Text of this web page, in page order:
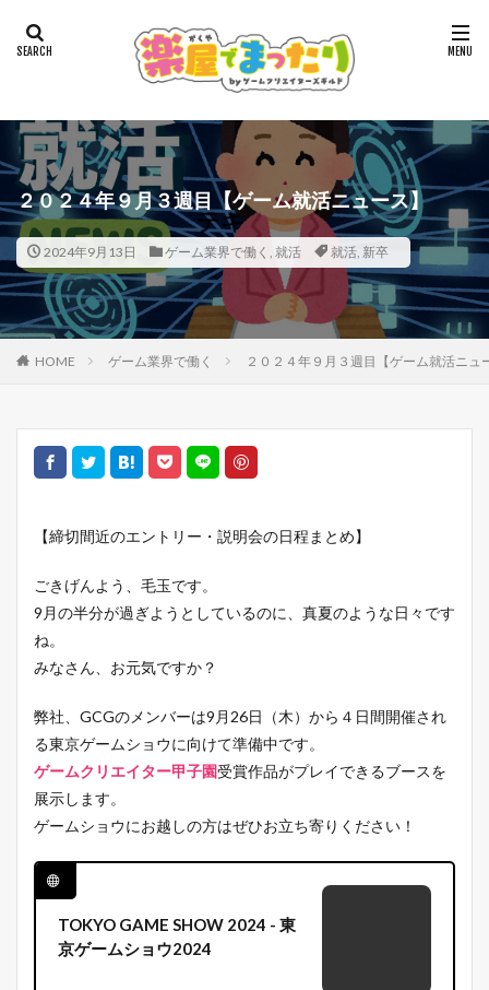
２０２４年９月３週目【ゲーム就活ニュース】
2024年9月13日 ゲーム業界で働く , 就活 就活, 新卒
HOME ゲーム業界で働く ２０２４年９月３週目【ゲーム就活ニュ
【締切間近のエントリー・説明会の日程まとめ】
ごきげんよう、毛玉です。
9月の半分が過ぎようとしているのに、真夏のような日々です
ね。
みなさん、お元気ですか？
弊社、GCGのメンバーは9月26日（木）から４日間開催され
る東京ゲームショウに向けて準備中です。
ゲームクリエイター甲子園受賞作品がプレイできるブースを
展示します。
ゲームショウにお越しの方はぜひお立ち寄りください！
TOKYO GAME SHOW 2024 - 東
京ゲームショウ2024